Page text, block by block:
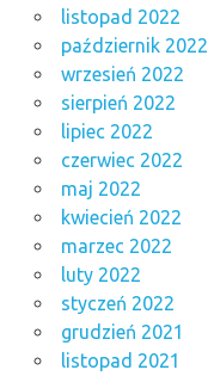
listopad 2022
październik 2022
wrzesień 2022
sierpień 2022
lipiec 2022
czerwiec 2022
maj 2022
kwiecień 2022
marzec 2022
luty 2022
styczeń 2022
grudzień 2021
listopad 2021